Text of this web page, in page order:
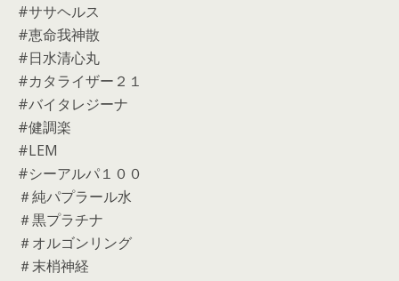
#ササヘルス
#恵命我神散
#日水清心丸
#カタライザー２１
#バイタレジーナ
#健調楽
#LEM
#シーアルパ１００
＃純パプラール水
＃黒プラチナ
＃オルゴンリング
＃末梢神経